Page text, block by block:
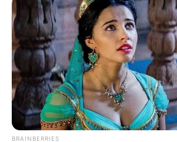
BRAINBERRIES